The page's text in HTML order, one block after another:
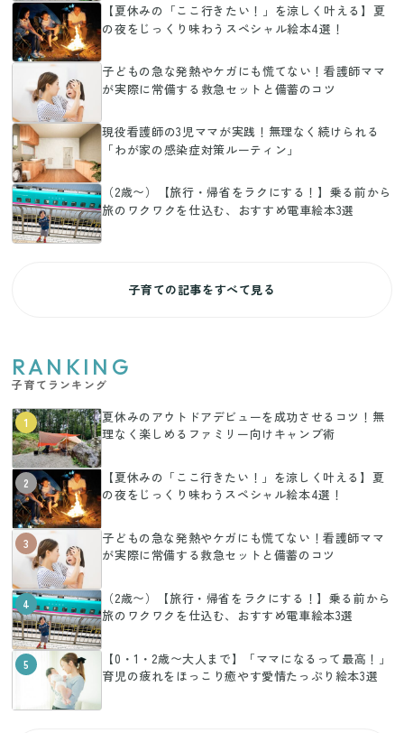
【夏休みの「ここ行きたい！」を涼しく叶える】夏
の夜をじっくり味わうスペシャル絵本4選！
子どもの急な発熱やケガにも慌てない！看護師ママ
が実際に常備する救急セットと備蓄のコツ
現役看護師の3児ママが実践！無理なく続けられる
「わが家の感染症対策ルーティン」
（2歳〜）【旅行・帰省をラクにする！】乗る前から
旅のワクワクを仕込む、おすすめ電車絵本3選
子育ての記事をすべて見る
RANKING
子育てランキング
1
夏休みのアウトドアデビューを成功させるコツ！無
理なく楽しめるファミリー向けキャンプ術
2
【夏休みの「ここ行きたい！」を涼しく叶える】夏
の夜をじっくり味わうスペシャル絵本4選！
3
子どもの急な発熱やケガにも慌てない！看護師ママ
が実際に常備する救急セットと備蓄のコツ
4
（2歳〜）【旅行・帰省をラクにする！】乗る前から
旅のワクワクを仕込む、おすすめ電車絵本3選
5
【0・1・2歳〜大人まで】「ママになるって最高！」
育児の疲れをほっこり癒やす愛情たっぷり絵本3選